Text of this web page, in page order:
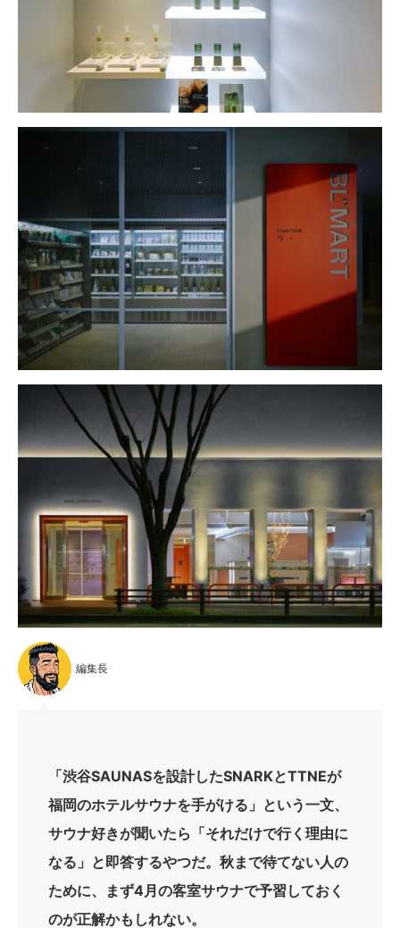
編集長
「渋谷SAUNASを設計したSNARKとTTNEが
福岡のホテルサウナを手がける」という一文、
サウナ好きが聞いたら「それだけで行く理由に
なる」と即答するやつだ。秋まで待てない人の
ために、まず4月の客室サウナで予習しておく
のが正解かもしれない。